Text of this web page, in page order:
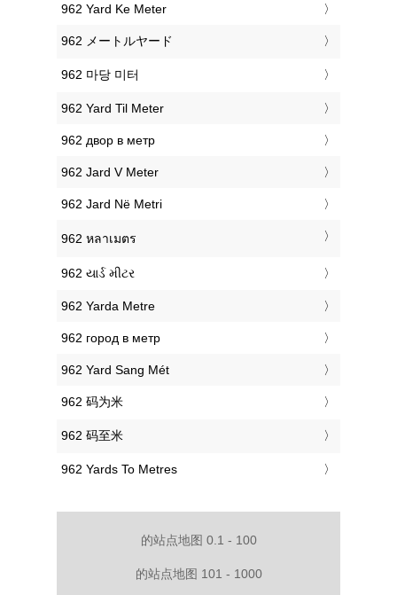
‎962 Yard Ke Meter
‎962 メートルヤード
‎962 마당 미터
‎962 Yard Til Meter
‎962 двор в метр
‎962 Jard V Meter
‎962 Jard Në Metri
‎962 หลาเมตร
‎962 યાર્ડ મીટર
‎962 Yarda Metre
‎962 город в метр
‎962 Yard Sang Mét
‎962 码为米
‎962 码至米
‎962 Yards To Metres
的站点地图 0.1 - 100
的站点地图 101 - 1000